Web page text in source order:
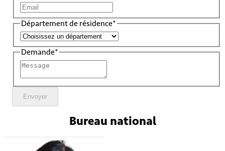
Département de résidence*
Demande*
Envoyer
Bureau national